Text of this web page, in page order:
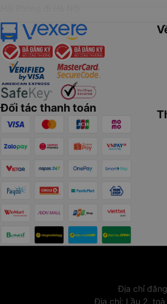
Đối tác thanh toán
Địa chỉ
Địa chỉ: Lầu 2,